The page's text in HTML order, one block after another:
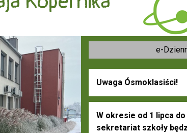
e-
Uwaga Ósmoklasiści!
W okresie od 1 lipca
sekretariat szkoły